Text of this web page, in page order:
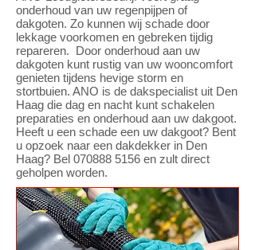
onderhoud van uw regenpijpen of
dakgoten. Zo kunnen wij schade door
lekkage voorkomen en gebreken tijdig
repareren. Door onderhoud aan uw
dakgoten kunt rustig van uw wooncomfort
genieten tijdens hevige storm en
stortbuien. ANO is de dakspecialist uit Den
Haag die dag en nacht kunt schakelen
preparaties en onderhoud aan uw dakgoot.
Heeft u een schade een uw dakgoot? Bent
u opzoek naar een dakdekker in Den
Haag? Bel 070888 5156 en zult direct
geholpen worden.